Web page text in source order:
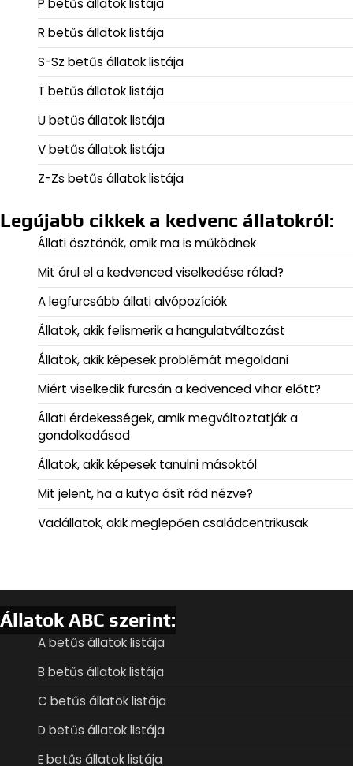
R betűs állatok listája
S-Sz betűs állatok listája
T betűs állatok listája
U betűs állatok listája
V betűs állatok listája
Z-Zs betűs állatok listája
Legújabb cikkek a kedvenc állatokról:
Állati ösztönök, amik ma is működnek
Mit árul el a kedvenced viselkedése rólad?
A legfurcsább állati alvópozíciók
Állatok, akik felismerik a hangulatváltozást
Állatok, akik képesek problémát megoldani
Miért viselkedik furcsán a kedvenced vihar előtt?
Állati érdekességek, amik megváltoztatják a
gondolkodásod
Állatok, akik képesek tanulni másoktól
Mit jelent, ha a kutya ásít rád nézve?
Vadállatok, akik meglepően családcentrikusak
Állatok ABC szerint:
A betűs állatok listája
B betűs állatok listája
C betűs állatok listája
D betűs állatok listája
E betűs állatok listája